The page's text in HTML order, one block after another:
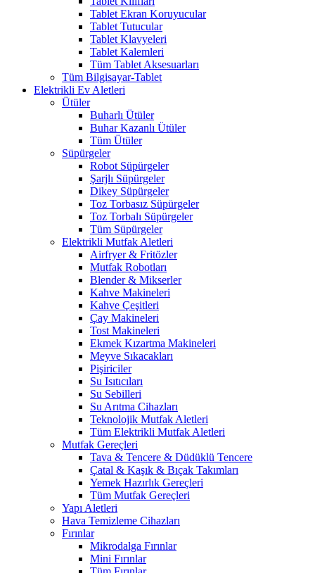
Tablet Ekran Koruyucular
Tablet Tutucular
Tablet Klavyeleri
Tablet Kalemleri
Tüm Tablet Aksesuarları
Tüm Bilgisayar-Tablet
Elektrikli Ev Aletleri
Ütüler
Buharlı Ütüler
Buhar Kazanlı Ütüler
Tüm Ütüler
Süpürgeler
Robot Süpürgeler
Şarjlı Süpürgeler
Dikey Süpürgeler
Toz Torbasız Süpürgeler
Toz Torbalı Süpürgeler
Tüm Süpürgeler
Elektrikli Mutfak Aletleri
Airfryer & Fritözler
Mutfak Robotları
Blender & Mikserler
Kahve Makineleri
Kahve Çeşitleri
Çay Makineleri
Tost Makineleri
Ekmek Kızartma Makineleri
Meyve Sıkacakları
Pişiriciler
Su Isıtıcıları
Su Sebilleri
Su Arıtma Cihazları
Teknolojik Mutfak Aletleri
Tüm Elektrikli Mutfak Aletleri
Mutfak Gereçleri
Tava & Tencere & Düdüklü Tencere
Çatal & Kaşık & Bıçak Takımları
Yemek Hazırlık Gereçleri
Tüm Mutfak Gereçleri
Yapı Aletleri
Hava Temizleme Cihazları
Fırınlar
Mikrodalga Fırınlar
Mini Fırınlar